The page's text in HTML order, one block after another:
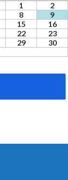
1
2
8
9
15
16
22
23
29
30